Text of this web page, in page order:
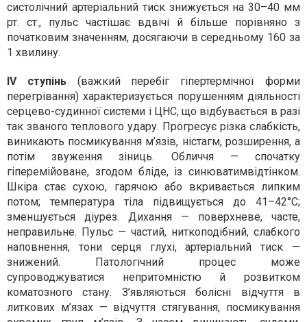
систолічний артеріальний тиск знижується на 30–40 мм
рт. ст., пульс частішає вдвічі й більше порівняно з
початковим значенням, досягаючи в середньому 160 за
1 хвилину.
IV ступінь(важкий перебіг гіпертермічної форми
перегрівання) характеризується порушенням діяльності
серцево-судинної системи і ЦНС, що відбувається в разі
так званого теплового удару. Прогресує різка слабкість,
виникають посмикування м’язів, ністагм, розширення, а
потім звуження зіниць. Обличчя — спочатку
гіперемійоване, згодом бліде, із синюватимвідтінком.
Шкіра стає сухою, гарячою або вкривається липким
потом; температура тіла підвищується до 41–42°С;
зменшується діурез. Дихання — поверхневе, часте,
неправильне. Пульс — частий, ниткоподібний, слабкого
наповнення, тони серця глухі, артеріальний тиск —
знижений. Патологічний процес може
супроводжуватися непритомністю й розвитком
коматозного стану. З’являються болісні відчуття в
литкових м’язах — відчуття стягування, посмикування